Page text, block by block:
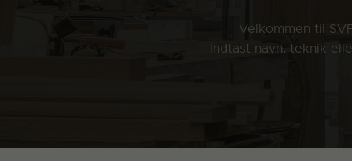
Velkommen til
Indtast navn, teknik